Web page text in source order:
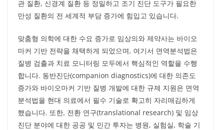
관 질환, 신경계 질환 등 정밀하고 조기 진단 도구가 필요한
만성 질환의 전 세계적 부담 증가에 힘입고 있습니다.
맞춤형 의학에 대한 수요 증가로 임상의와 제약사는 바이오
마커 기반 전략을 채택하게 되었으며, 여기서 면역분석법은
질병 검출과 치료 모니터링 모두에서 핵심적인 역할을 수행
합니다. 동반진단(companion diagnostics)에 대한 의존도
증가와 바이오마커 기반 질병 개발에 대한 규제 지원은 면역
분석법을 현대 의료에서 필수 기술로 확고히 자리매김하게
했습니다. 또한, 전환 연구(translational research) 및 임상
진단 분야에 대한 공공 및 민간 투자는 병원, 실험실, 학술 기